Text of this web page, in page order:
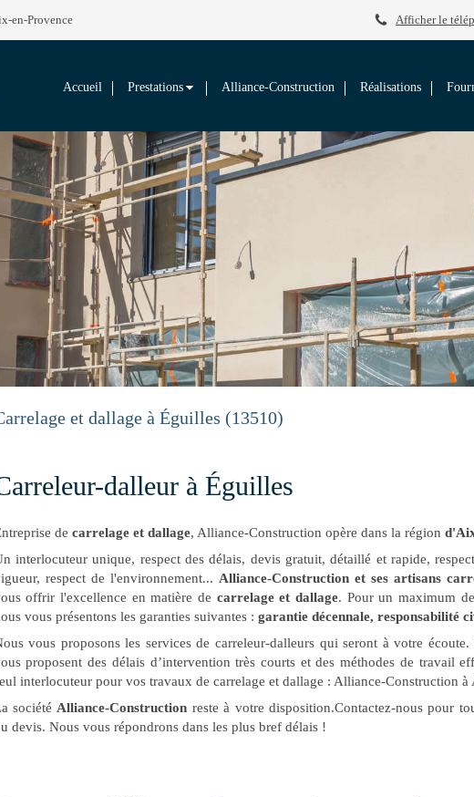
en-Provence Afficher le
Accueil Prestations Alliance-Construction Réalisations
et dallage à Éguilles (13510)
dalleur à Éguilles
de carrelage et dallage, Alliance-Construction opère dans la région
interlocuteur unique, respect des délais, devis gratuit, détaillé et rapide,
respect de l'environnement... Alliance-Construction et ses artisans
offrir l'excellence en matière de carrelage et dallage. Pour un maximum
vous présentons les garanties suivantes : garantie décennale, responsabilité
vous proposons les services de carreleur-dalleurs qui seront à votre écoute.
proposent des délais d’intervention très courts et des méthodes de travail
interlocuteur pour vos travaux de carrelage et dallage : Alliance-Construction
société Alliance-Construction reste à votre disposition.Contactez-nous pour
devis. Nous vous répondrons dans les plus bref délais !